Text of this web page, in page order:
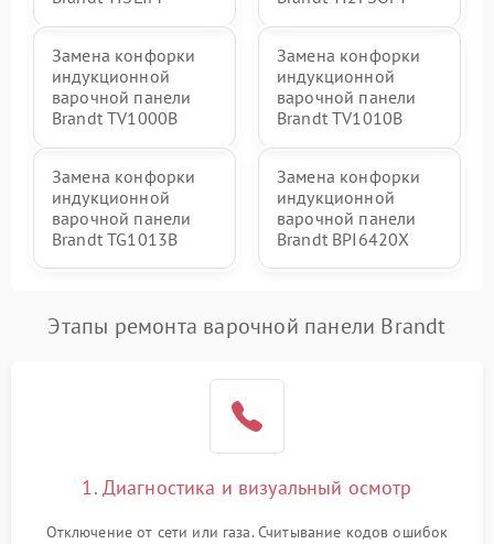
Замена конфорки
индукционной
варочной панели
Brandt TV1000B
Замена конфорки
индукционной
варочной панели
Brandt TV1010B
Замена конфорки
индукционной
варочной панели
Brandt TG1013B
Замена конфорки
индукционной
варочной панели
Brandt BPI6420X
Этапы ремонта варочной панели Brandt
1. Диагностика и визуальный осмотр
Отключение от сети или газа. Считывание кодов ошибок